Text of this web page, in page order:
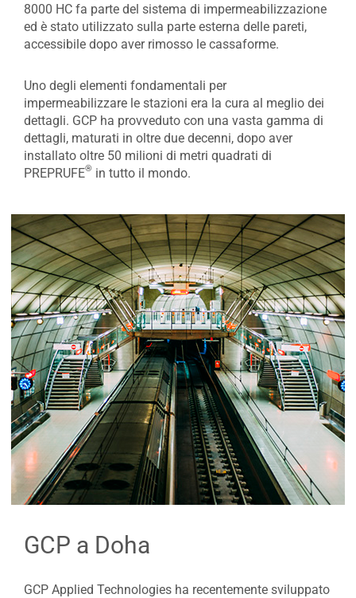
8000 HC fa parte del sistema di impermeabilizzazione
ed è stato utilizzato sulla parte esterna delle pareti,
accessibile dopo aver rimosso le cassaforme.
Uno degli elementi fondamentali per
impermeabilizzare le stazioni era la cura al meglio dei
dettagli. GCP ha provveduto con una vasta gamma di
dettagli, maturati in oltre due decenni, dopo aver
installato oltre 50 milioni di metri quadrati di
PREPRUFE® in tutto il mondo.
GCP a Doha
GCP Applied Technologies ha recentemente sviluppato